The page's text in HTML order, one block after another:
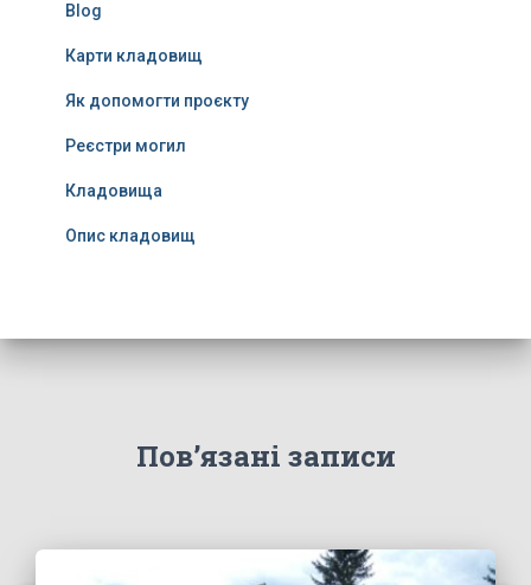
Blog
Карти кладовищ
Як допомогти проєкту
Реєстри могил
Кладовища
Опис кладовищ
Пов’язані записи